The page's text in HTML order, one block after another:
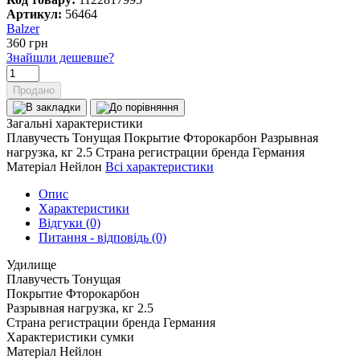
Артикул: 56464
Balzer
360 грн
Знайшли дешевше?
Продано
Загальні характеристики
Плавучесть Тонущая Покрытие Фторокарбон Разрывная
нагрузка, кг 2.5 Страна регистрации бренда Германия
Матеріал Нейлон Всі характеристики
Опис
Характеристики
Відгуки (0)
Питання - відповідь (0)
Удилище
Плавучесть Тонущая
Покрытие Фторокарбон
Разрывная нагрузка, кг 2.5
Страна регистрации бренда Германия
Характеристики сумки
Матеріал Нейлон